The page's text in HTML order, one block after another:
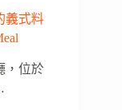
義式料
，位於